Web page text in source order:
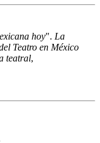
hoy". La
Teatro en México
teatral,